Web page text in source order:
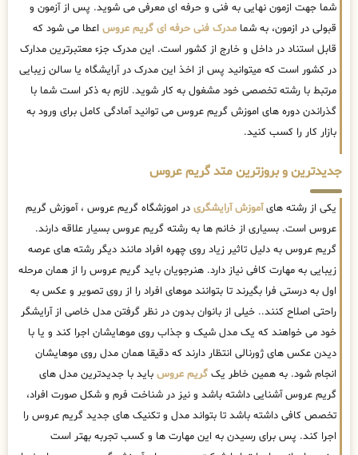
شما جهت ازمون نهایی به فنی و حرفه ای معرفی می شوید. پس از آزمون و
قبولی در ازمون، به شما مدرک فنی حرفه ای گریم عروس اعطا می شود که
قابل استناد در داخل و خارج از کشور است. این مدرک جزء معتبرترین مدارک
در کشور است که میتوانید پس از اخذ این مدرک در آرایشگاه یا سالن زیبایی
مرتبط با رشته تخصصی خود مشغول به کار شوید. لازم به ذکر است شما با
گذراندن دوره های اموزش گریم عروس می توانید آمادگی کامل برای ورود به
بازار کار را کسب کنید.
جدیدترین و بروزترین متد گریم عروس
یکی از رشته هایآموزش آرایشگری در اموزشگاه گریم عروس ، آموزش گریم
عروس است. بسیاری از خانم ها به رشته گریم عروس بسیار علاقه دارند.
گریم عروس به دلیل تاثیر زیاد روی چهره افراد مانند دیگر رشته های عرصه
زیبایی به مهارت کافی نیاز دارد. هنرجویان باید گریم عروس را از همان مرحله
اول به درستی فرا بگیرند تا بتوانند موهای افراد را از روی تصویر و عکس به
راحتی اصلاح کنند.. خیلی از بانوان بدون در نظر گرفتن مدل خاصی از آرایشگر
خود می خواهند که یک مدل شیک و جذاب روی موهایشان اجرا کند و یا با
دیدن عکس های ژورنالی انتظار دارند که دقیقا همان مدل روی موهایشان
انجام شود. به همین خاطر یک گریم عروس باید با جدیدترین مدل های
گریم عروس آشنایی داشته باشد و نیز در شناخت فرم و شکل صورت افراد،
تخصص کافی داشته باشد تا بتواند مدل و تکنیک های جدید گریم عروس را
اجرا کند. پس برای رسیدن به این مهارت ها و کسب تجربه بهتر است